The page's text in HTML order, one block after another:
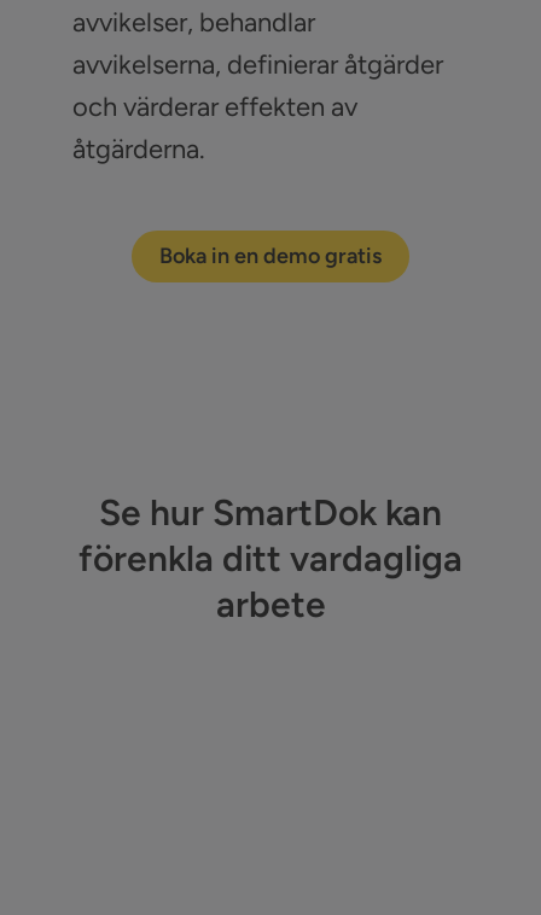
avvikelser, behandlar
avvikelserna, definierar åtgärder
och värderar effekten av
åtgärderna.
Boka in en demo gratis
Se hur SmartDok kan
förenkla ditt vardagliga
arbete